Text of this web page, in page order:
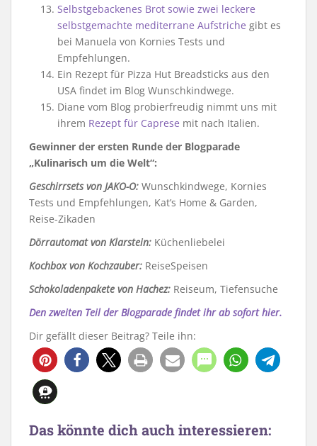
Selbstgebackenes Brot sowie zwei leckere
selbstgemachte mediterrane Aufstriche gibt es
bei Manuela von Kornies Tests und
Empfehlungen.
Ein Rezept für Pizza Hut Breadsticks aus den
USA findet im Blog Wunschkindwege.
Diane vom Blog probierfreudig nimmt uns mit
ihrem Rezept für Caprese mit nach Italien.
Gewinner der ersten Runde der Blogparade
„Kulinarisch um die Welt“:
Geschirrsets von JAKO-O: Wunschkindwege, Kornies
Tests und Empfehlungen, Kat’s Home & Garden,
Reise-Zikaden
Dörrautomat von Klarstein: Küchenliebelei
Kochbox von Kochzauber: ReiseSpeisen
Schokoladenpakete von Hachez: Reiseum, Tiefensuche
Den zweiten Teil der Blogparade findet ihr ab sofort hier.
Dir gefällt dieser Beitrag? Teile ihn:
Das könnte dich auch interessieren: